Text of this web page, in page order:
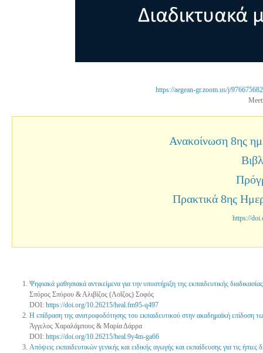
https://aegean-gr.zoom.us/j/
Ανακοίνωση 8ης
Πρακτικά 8ης
https://
Ψηφιακά μαθησιακά αντικείμενα για την υποστήριξη της εκπαιδευτικής
Σπύρος Σπύρου & Αλιβίζος (Λοΐζος) Σοφός
DOI: https://doi.org/10.26215/heal.fm95-q497
Η επίδραση της ανατροφοδότησης του εκπαιδευτικού στην ακαδημαϊκή επίδοση
Άγγελος Χαραλάμπους & Μαρία Δάρρα
DOI: https://doi.org/10.26215/heal.9y4m-ga66
Απόψεις εκπαιδευτικών γενικής και ειδικής αγωγής και εκπαίδευσης για τις